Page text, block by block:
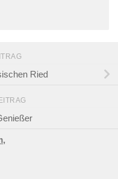
Ried